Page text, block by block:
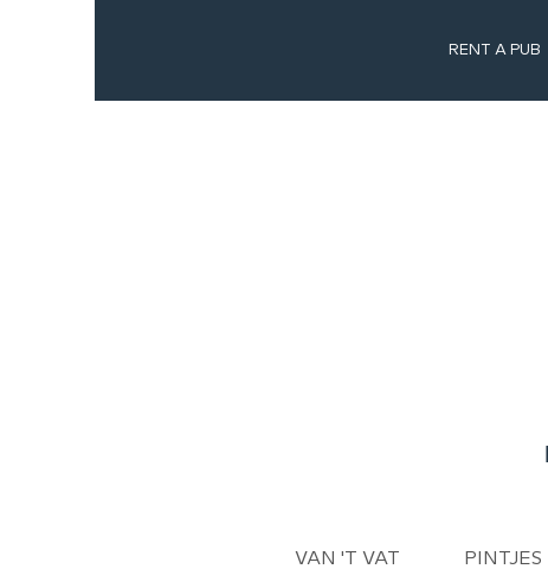
RENT A PUB
VAN 'T VAT PINTJES